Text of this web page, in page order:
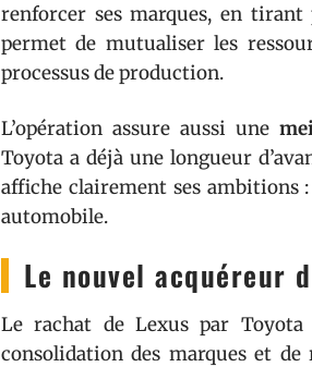
renforcer ses marques, en
permet de mutualiser les
processus de production.
L’opération assure aussi une
Toyota a déjà une longueur
affiche clairement ses ambitions
automobile.
Le nouvel acquéreur
Le rachat de Lexus par
consolidation des marques et